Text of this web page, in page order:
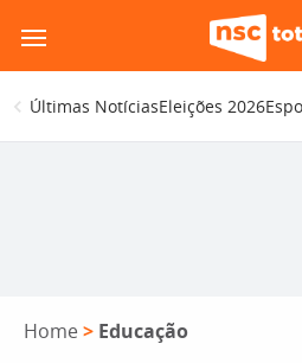
para
o
conteúdo
Últimas NotíciasEleições 2026
Home > Educação